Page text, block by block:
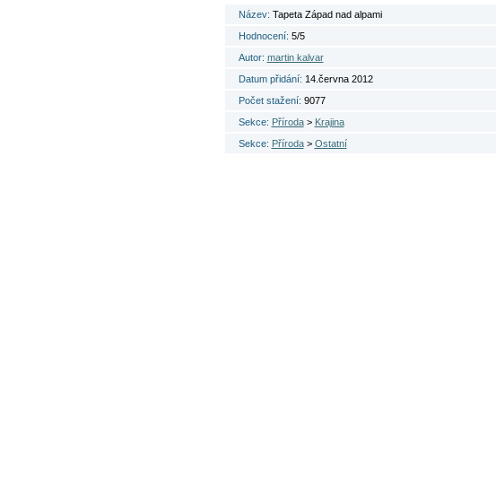
Název: Tapeta Západ nad alpami
Hodnocení: 5/5
Autor: martin kalvar
Datum přidání: 14.června 2012
Počet stažení: 9077
Sekce: Příroda> Krajina
Sekce: Příroda> Ostatní